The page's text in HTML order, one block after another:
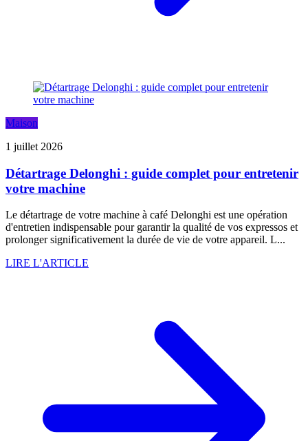
Maison
1 juillet 2026
Détartrage Delonghi : guide complet pour entretenir
votre machine
Le détartrage de votre machine à café Delonghi est une opération
d'entretien indispensable pour garantir la qualité de vos expressos et
prolonger significativement la durée de vie de votre appareil. L...
LIRE L'ARTICLE